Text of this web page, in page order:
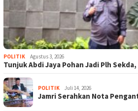
POLITIK Agustus 3, 2026
Tunjuk Abdi Jaya Pohan Jadi Plh
POLITIK Juli 14, 2026
Jamri Serahkan Nota